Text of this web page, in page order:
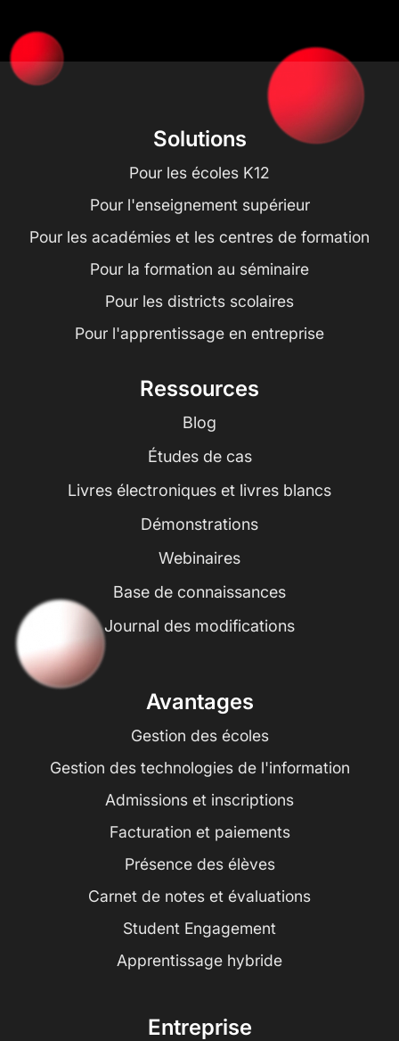
Solutions
Pour les écoles K12
Pour l'enseignement supérieur
Pour les académies et les centres de formation
Pour la formation au séminaire
Pour les districts scolaires
Pour l'apprentissage en entreprise
Ressources
Blog
Études de cas
Livres électroniques et livres blancs
Démonstrations
Webinaires
Base de connaissances
Journal des modifications
Avantages
Gestion des écoles
Gestion des technologies de l'information
Admissions et inscriptions
Facturation et paiements
Présence des élèves
Carnet de notes et évaluations
Student Engagement
Apprentissage hybride
Entreprise